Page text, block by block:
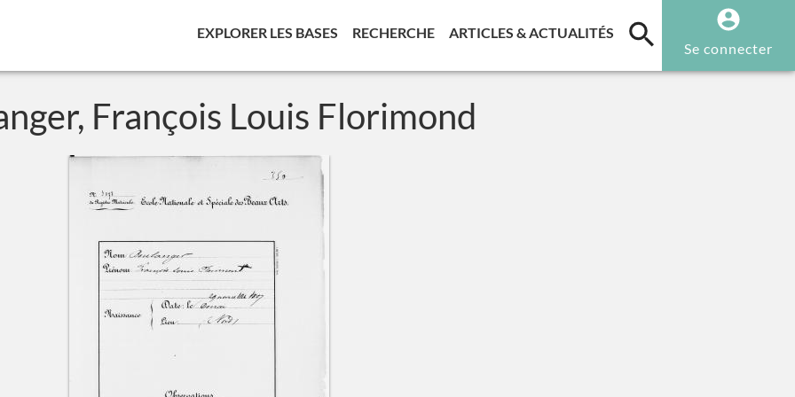
EXPLORER LES BASES (CURRENT)
RECHERCHE(CURRENT)
ARTICLES & ACTUALITÉS (CURRENT)
Se connecter
François Louis Florimond